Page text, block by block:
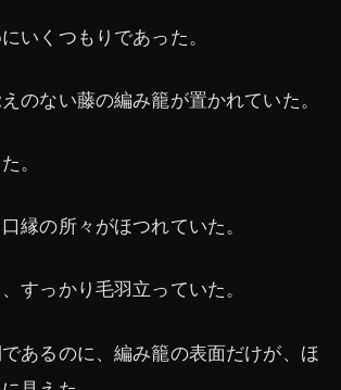
いくつもりであった。
のない藤の編み籠が置かれていた。
。
縁の所々がほつれていた。
すっかり毛羽立っていた。
あるのに、編み籠の表面だけが、ほ